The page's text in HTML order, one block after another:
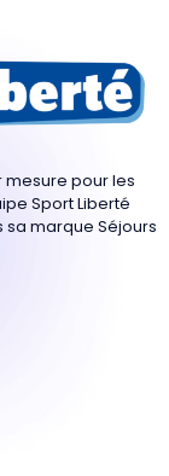
mesure pour les
Sport Liberté
sa marque Séjours